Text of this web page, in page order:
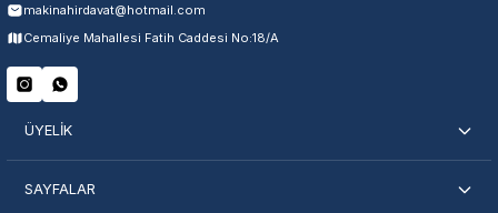
Servisi Nasıl Bulurum?
makinahirdavat@hotmail.com
Cemaliye Mahallesi Fatih Caddesi No:18/A
ÜYELİK
SAYFALAR